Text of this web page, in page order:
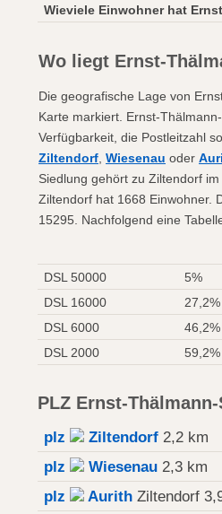
Wieviele Einwohner hat
Wo liegt Ernst-
Die geografische Lage von
Karte markiert. Ernst-
Verfügbarkeit, die Postleitzahl
Ziltendorf Wiesenau oder
Siedlung gehört zu Ziltendorf
Ziltendorf hat 1668 Einwohner.
15295. Nachfolgend eine
DSL 50000
5%
DSL 16000
27,2%
DSL 6000
46,2%
DSL 2000
59,2%
PLZ Ernst-
plz Ziltendorf 2,2 km
plz
Wiesenau 2,3 km
plz
Aurith Ziltendorf